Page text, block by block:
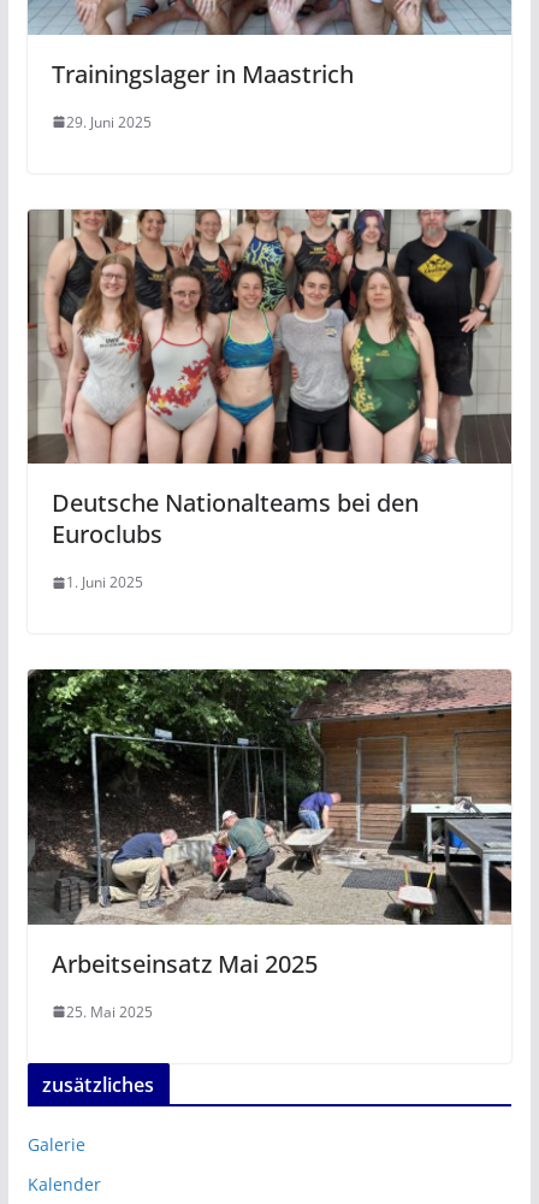
Trainingslager in Maastrich
29. Juni 2025
Deutsche Nationalteams bei den
Euroclubs
1. Juni 2025
Arbeitseinsatz Mai 2025
25. Mai 2025
zusätzliches
Galerie
Kalender